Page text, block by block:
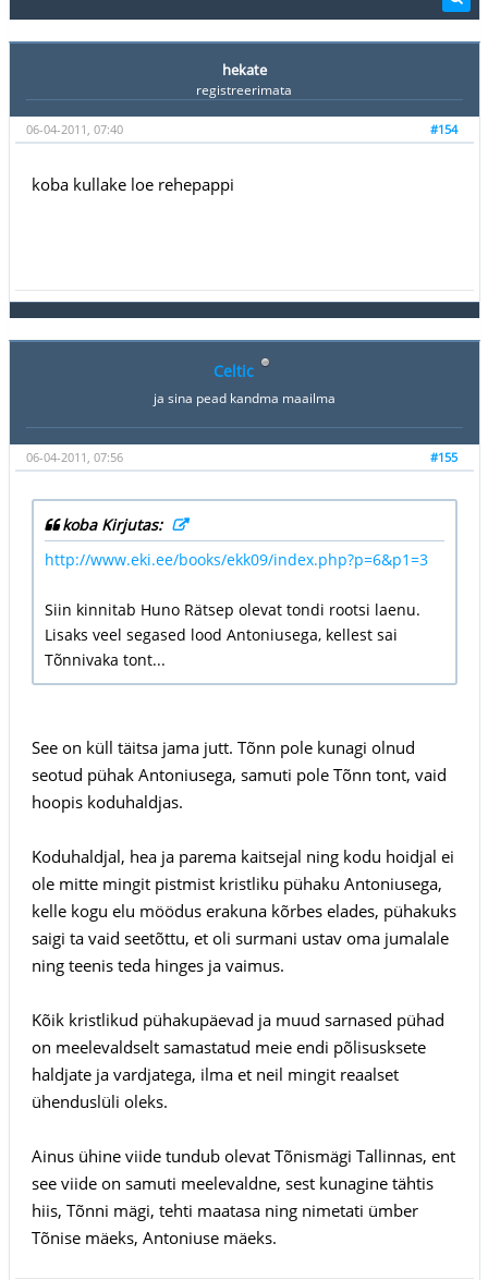
hekate
registreerimata
#154
06-04-2011, 07:40
koba kullake loe rehepappi
Celtic
ja sina pead kandma maailma
#155
06-04-2011, 07:56
koba Kirjutas:
http://www.eki.ee/books/ekk09/index.php?p=6&p1=3
Siin kinnitab Huno Rätsep olevat tondi rootsi laenu.
Lisaks veel segased lood Antoniusega, kellest sai
Tõnnivaka tont...
See on küll täitsa jama jutt. Tõnn pole kunagi olnud
seotud pühak Antoniusega, samuti pole Tõnn tont, vaid
hoopis koduhaldjas.
Koduhaldjal, hea ja parema kaitsejal ning kodu hoidjal ei
ole mitte mingit pistmist kristliku pühaku Antoniusega,
kelle kogu elu möödus erakuna kõrbes elades, pühakuks
saigi ta vaid seetõttu, et oli surmani ustav oma jumalale
ning teenis teda hinges ja vaimus.
Kõik kristlikud pühakupäevad ja muud sarnased pühad
on meelevaldselt samastatud meie endi põlisusksete
haldjate ja vardjatega, ilma et neil mingit reaalset
ühenduslüli oleks.
Ainus ühine viide tundub olevat Tõnismägi Tallinnas, ent
see viide on samuti meelevaldne, sest kunagine tähtis
hiis, Tõnni mägi, tehti maatasa ning nimetati ümber
Tõnise mäeks, Antoniuse mäeks.